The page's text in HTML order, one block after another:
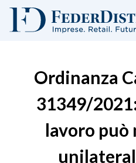
Ordinanza
31349/
lavoro può